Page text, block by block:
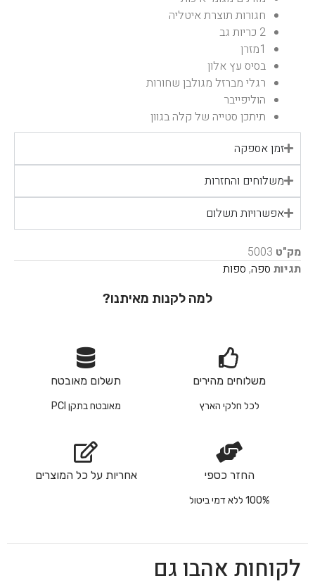
חגורות תוצרת איטליה
2 כריות גב
1מזרן
בסיס עץ אלון
רגלי מברזל מגולבן שחורות
הוליפייבר
תיתכן סטייה של קלה בגוון
זמן אספקה
משלוחים והחזרות
אפשרויות תשלום
מק"ט 5003
תגיות ספה, ספות
למה לקנות מאיתנו?
משלוחים מהירים
לכל חלקי הארץ
תשלום מאובטח
מאובטח בתקן PCI
החזר כספי
100% ללא דמי ביטול
אחריות על כל המוצרים
לקוחות אהבו גם